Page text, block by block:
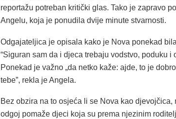
reportažu potreban kritički glas. Tako je zapravo
Angelu, koja je ponudila dvije minute stvarnosti.
Odgajateljica je opisala kako je Nova ponekad
“Siguran sam da i djeca trebaju vodstvo, poduku i
Ponekad je važno „da netko kaže: ajde, to je
tebe”, rekla je Angela.
Bez obzira na to osjeća li se Nova kao djevojčica,
odgoj pomaže djeci koja su prema njezinim